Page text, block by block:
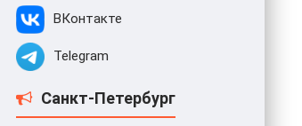
ВКонтакте
Telegram
Санкт-Петербург